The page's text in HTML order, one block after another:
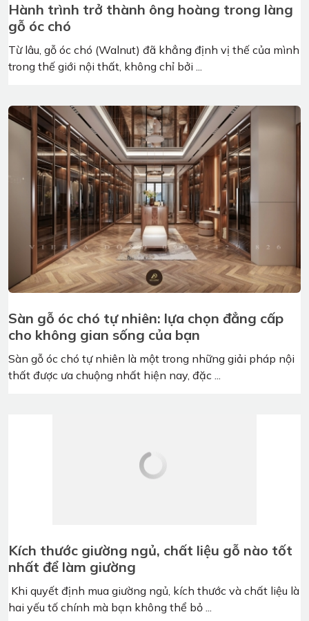
Hành trình trở thành ông hoàng trong làng
gỗ óc chó
Từ lâu, gỗ óc chó (Walnut) đã khẳng định vị thế của mình
trong thế giới nội thất, không chỉ bởi ...
Sàn gỗ óc chó tự nhiên: lựa chọn đẳng cấp
cho không gian sống của bạn
Sàn gỗ óc chó tự nhiên là một trong những giải pháp nội
thất được ưa chuộng nhất hiện nay, đặc ...